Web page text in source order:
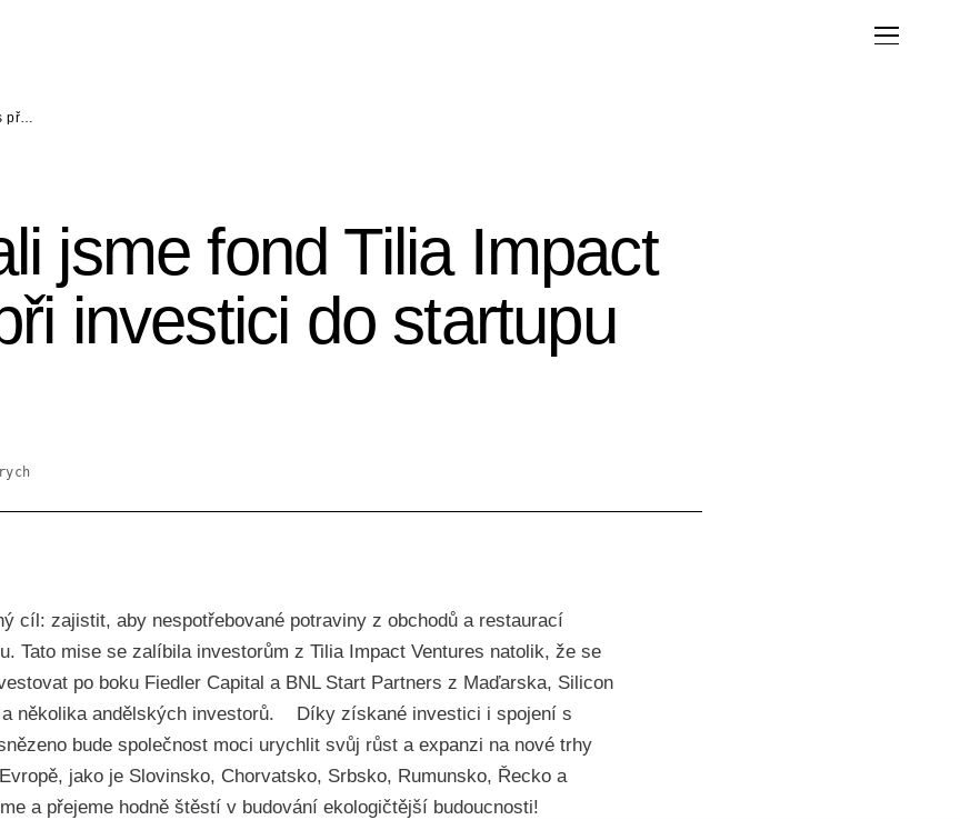
př…
jsme fond Tilia Impact
investici do startupu
cíl: zajistit, aby nespotřebované potraviny z obchodů a restaurací
Tato mise se zalíbila investorům z Tilia Impact Ventures natolik, že se
po boku Fiedler Capital a BNL Start Partners z Maďarska, Silicon
a několika andělských investorů. Díky získané investici i spojení s
bude společnost moci urychlit svůj růst a expanzi na nové trhy
jako je Slovinsko, Chorvatsko, Srbsko, Rumunsko, Řecko a
a přejeme hodně štěstí v budování ekologičtější budoucnosti!